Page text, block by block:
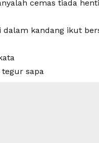
cemas tiada henti
kandang ikut
tegur sapa